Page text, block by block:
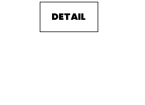
DETAIL